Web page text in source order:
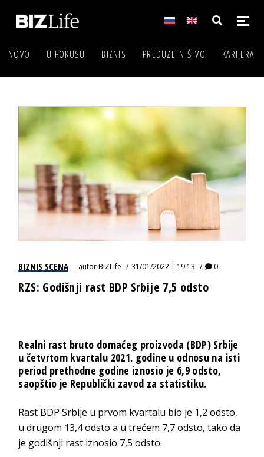
NOVO U FOKUSU BIZNIS PREDUZETNIŠTVO KARIJERA
BIZNIS SCENA autorBIZLife 31/01/2022 | 19:13 0
RZS: Godišnji rast BDP Srbije 7,5 odsto
Realni rast bruto domaćeg proizvoda (BDP) Srbije
u četvrtom kvartalu 2021. godine u odnosu na isti
period prethodne godine iznosio je 6,9 odsto,
saopštio je Republički zavod za statistiku.
Rast BDP Srbije u prvom kvartalu bio je 1,2 odsto,
u drugom 13,4 odsto a u trećem 7,7 odsto, tako da
je godišnji rast iznosio 7,5 odsto.